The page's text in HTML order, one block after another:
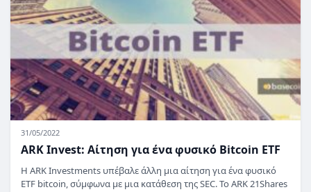
31/05/2022
ARK Invest: Αίτηση για ένα φυσικό Bitcoin ETF
Η ARK Investments υπέβαλε άλλη μια αίτηση για ένα φυσικό
ETF bitcoin, σύμφωνα με μια κατάθεση της SEC. Το ARK 21Shares